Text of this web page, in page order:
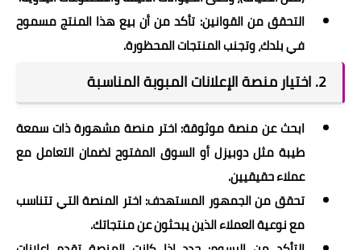
التحقق من القوانين: تأكد من أن بيع هذا المنتج مسموح
في بلدك، وتجنب المنتجات المحظورة.
2. اختيار منصة الإعلانات المبوبة المناسبة
ابحث عن منصة موثوقة: اختر منصة مشهورة ذات سمعة
طيبة مثل دوبيزل أو السوق المفتوح لضمان التعامل مع
عملاء حقيقيين.
تحقق من الجمهور المستهدف: اختر المنصة التي تتناسب
مع نوعية العملاء الذين يبحثون عن منتجاتك.